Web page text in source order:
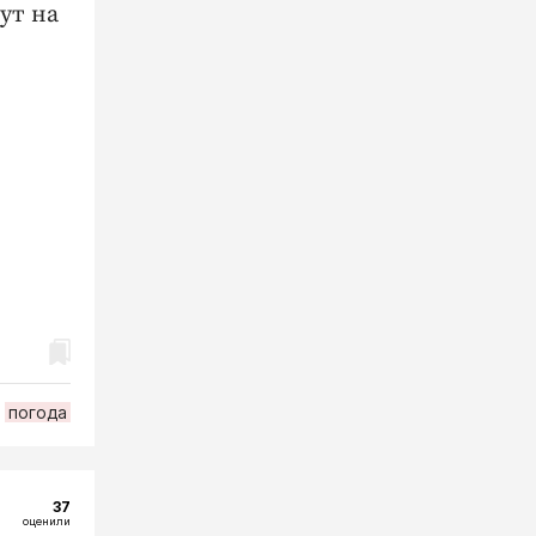
на
погода
37
оценили